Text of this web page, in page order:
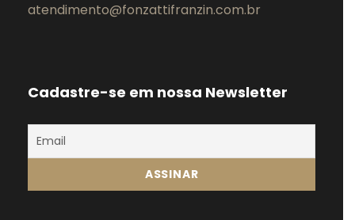
atendimento@fonzattifranzin.com.br
Cadastre-se em nossa Newsletter